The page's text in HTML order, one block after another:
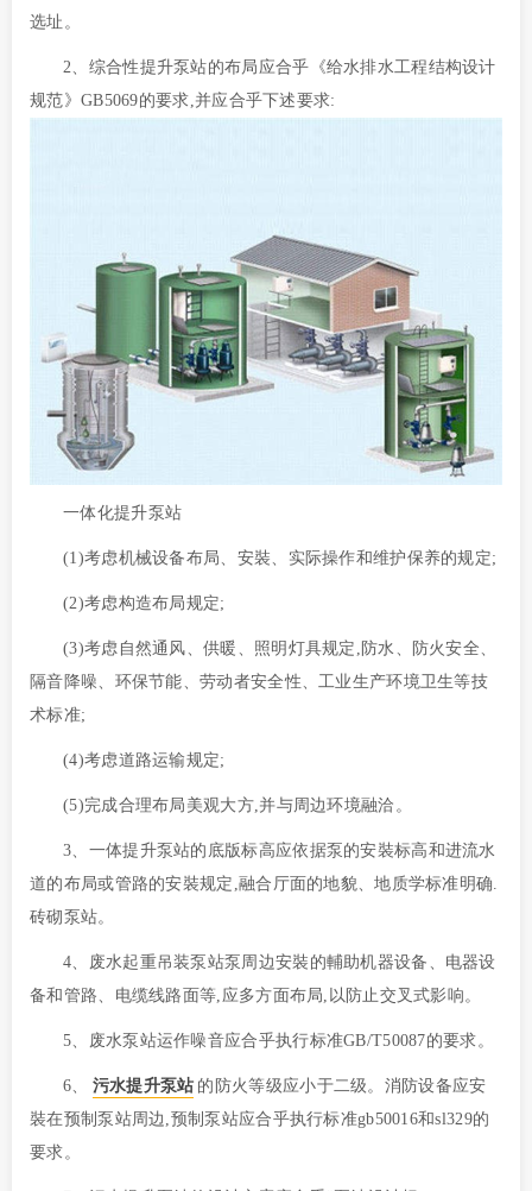
选址。
2、综合性提升泵站的布局应合乎《给水排水工程结构设计
规范》GB5069的要求,并应合乎下述要求:
一体化提升泵站
(1)考虑机械设备布局、安裝、实际操作和维护保养的规定;
(2)考虑构造布局规定;
(3)考虑自然通风、供暖、照明灯具规定,防水、防火安全、
隔音降噪、环保节能、劳动者安全性、工业生产环境卫生等技
术标准;
(4)考虑道路运输规定;
(5)完成合理布局美观大方,并与周边环境融洽。
3、一体提升泵站的底版标高应依据泵的安裝标高和进流水
道的布局或管路的安裝规定,融合厅面的地貌、地质学标准明确.
砖砌泵站。
4、废水起重吊装泵站泵周边安裝的輔助机器设备、电器设
备和管路、电缆线路面等,应多方面布局,以防止交叉式影响。
5、废水泵站运作噪音应合乎执行标准GB/T50087的要求。
6、 污水提升泵站 的防火等级应小于二级。消防设备应安
裝在预制泵站周边,预制泵站应合乎执行标准gb50016和sl329的
要求。